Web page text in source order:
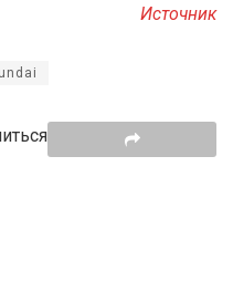
Источник